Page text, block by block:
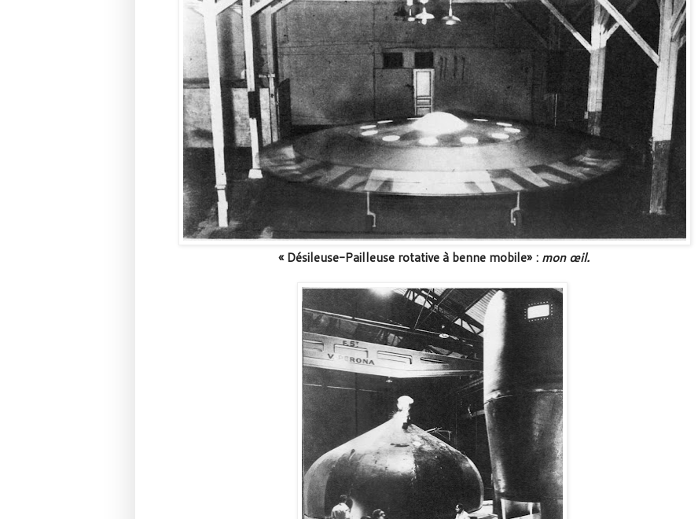
« Désileuse-Pailleuse rotative à benne mobile» : mon œil.